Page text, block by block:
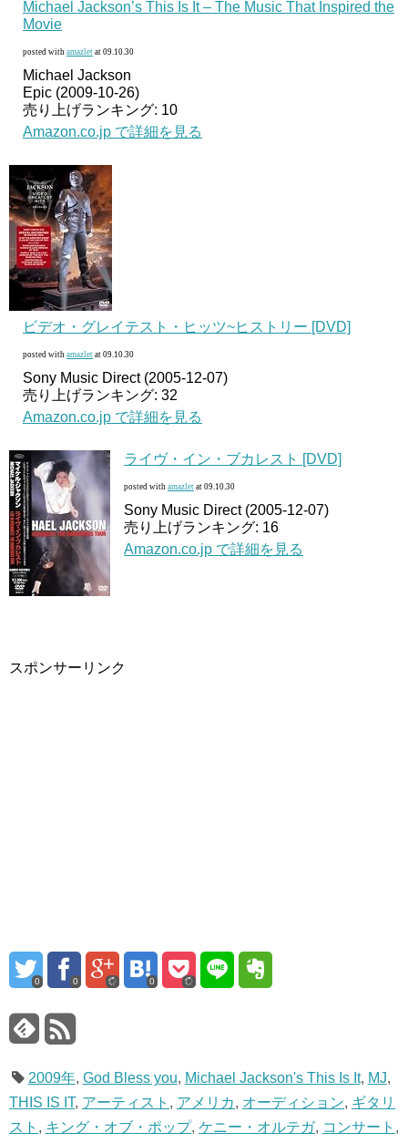
Michael Jackson’s This Is It – The Music That Inspired the
Movie
posted with amazlet at 09.10.30
Michael Jackson
Epic (2009-10-26)
売り上げランキング: 10
Amazon.co.jp で詳細を見る
ビデオ・グレイテスト・ヒッツ~ヒストリー [DVD]
posted with amazlet at 09.10.30
Sony Music Direct (2005-12-07)
売り上げランキング: 32
Amazon.co.jp で詳細を見る
ライヴ・イン・ブカレスト [DVD]
posted with amazlet at 09.10.30
Sony Music Direct (2005-12-07)
売り上げランキング: 16
Amazon.co.jp で詳細を見る
スポンサーリンク
0 0 0
2009年, God Bless you, Michael Jackson's This Is It, MJ,
THIS IS IT, アーティスト , アメリカ, オーディション, ギタリ
スト , キング・オブ・ポップ, ケニー・オルテガ, コンサート ,